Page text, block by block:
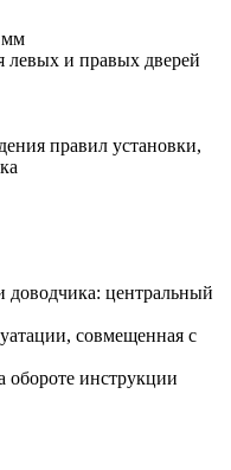
мм
левых и правых дверей
правил установки,
центральный
совмещенная с
инструкции